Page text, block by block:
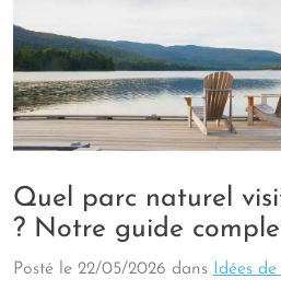
Quel parc naturel
? Notre guide
Posté le 22/05/2026 dans Idées